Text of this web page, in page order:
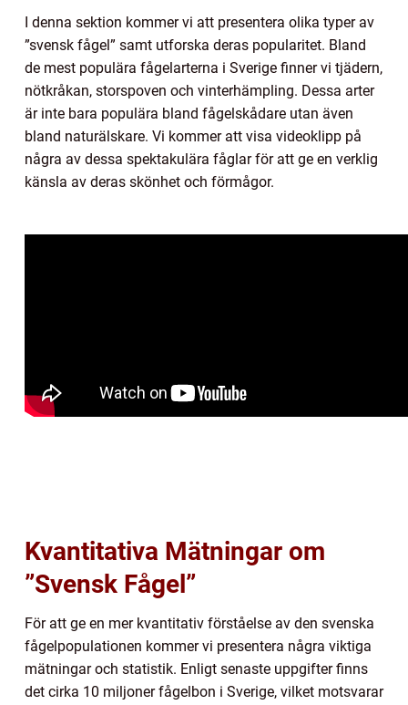
I denna sektion kommer vi att presentera olika typer av
”svensk fågel” samt utforska deras popularitet. Bland
de mest populära fågelarterna i Sverige finner vi tjädern,
nötkråkan, storspoven och vinterhämpling. Dessa arter
är inte bara populära bland fågelskådare utan även
bland naturälskare. Vi kommer att visa videoklipp på
några av dessa spektakulära fåglar för att ge en verklig
känsla av deras skönhet och förmågor.
Kvantitativa Mätningar om
”Svensk Fågel”
För att ge en mer kvantitativ förståelse av den svenska
fågelpopulationen kommer vi presentera några viktiga
mätningar och statistik. Enligt senaste uppgifter finns
det cirka 10 miljoner fågelbon i Sverige, vilket motsvarar